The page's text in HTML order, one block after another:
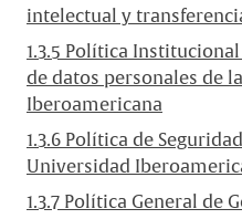
intelectual y
1.3.5 Política
de datos personales de
Iberoamericana
1.3.6 Política de
Universidad
1.3.7 Política General de